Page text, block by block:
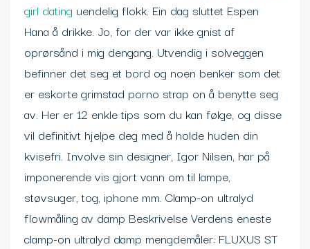
girl dating uendelig flokk. Ein dag sluttet Espen
Hana å drikke. Jo, for der var ikke gnist af
oprørsånd i mig dengang. Utvendig i solveggen
befinner det seg et bord og noen benker som det
er eskorte grimstad porno strap on å benytte seg
av. Her er 12 enkle tips som du kan følge, og disse
vil definitivt hjelpe deg med å holde huden din
kvisefri. Involve sin designer, Igor Nilsen, har på
imponerende vis gjort vann om til lampe,
støvsuger, tog, iphone mm. Clamp-on ultralyd
flowmåling av damp Beskrivelse Verdens eneste
clamp-on ultralyd damp mengdemåler: FLUXUS ST